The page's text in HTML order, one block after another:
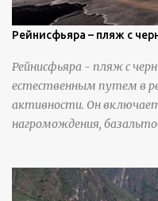
Рейнисфьяра – пляж с
Рейнисфьяра - пляж с
естественным путем в
активности. Он
нагромождения,